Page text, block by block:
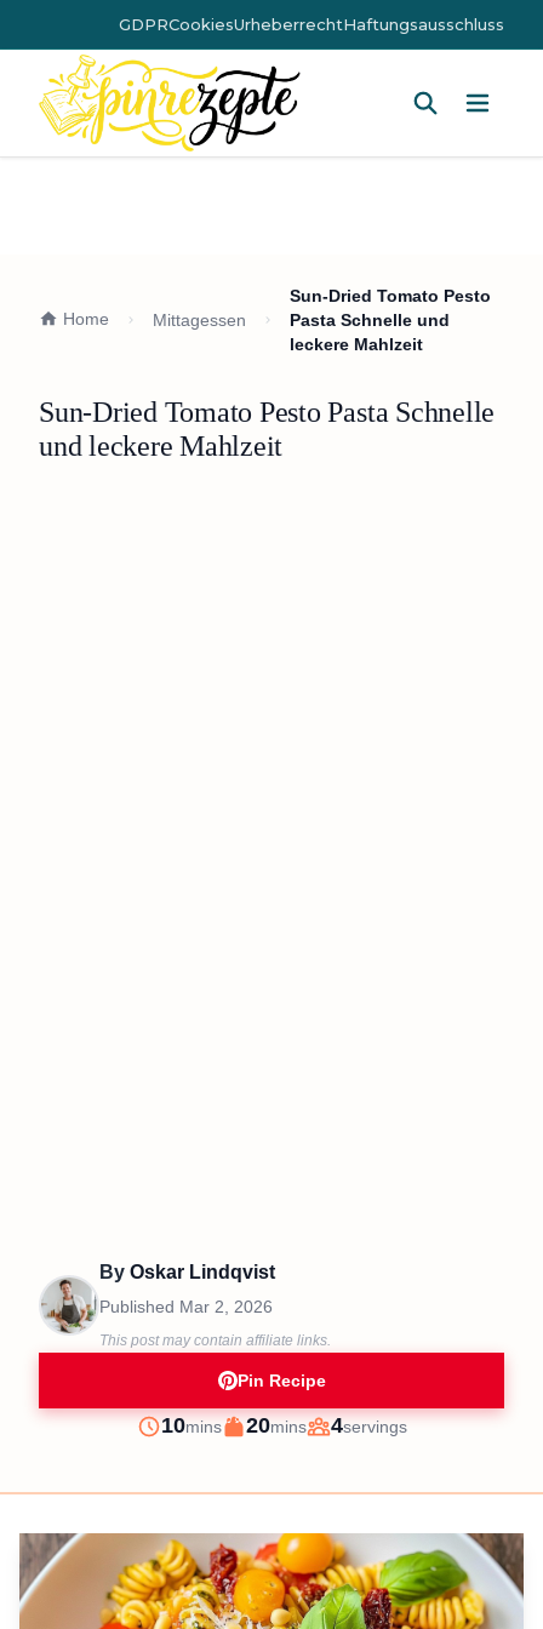
GDPRCookiesUrheberrechtHaftungsausschluss
Home Mittagessen
Sun-Dried Tomato Pesto
Pasta Schnelle und
leckere Mahlzeit
Sun-Dried Tomato Pesto Pasta Schnelle
und leckere Mahlzeit
By Oskar Lindqvist
Published Mar 2, 2026
This post may contain affiliate links.
Pin Recipe
Prep
10minutes
mins
Cook
20minutes
mins
Servings
4servings